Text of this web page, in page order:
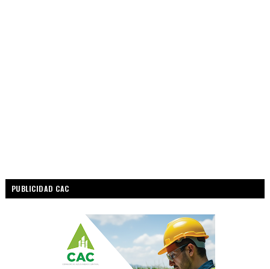
PUBLICIDAD CAC